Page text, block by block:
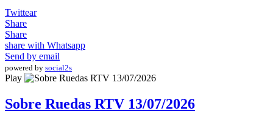
Twittear
Share
Share
share with Whatsapp
Send by email
powered by social2s
Play
Sobre Ruedas RTV 13/07/2026